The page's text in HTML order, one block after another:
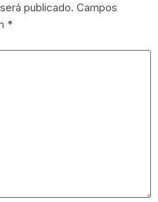
publicado. Campos
*